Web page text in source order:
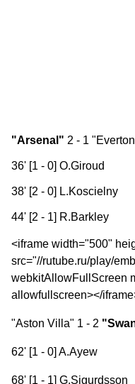
"Arsenal" 2 - 1
36' [1 - 0] O.Giroud
38' [2 - 0] L.Koscielny
44' [2 - 1] R.Barkley
<iframe width="500"
src="//rutube.ru/play/
webkitAllowFullScreen
allowfullscreen></
"Aston Villa" 1 - 2
62' [1 - 0] A.Ayew
68' [1 - 1] G.Sigurdsson